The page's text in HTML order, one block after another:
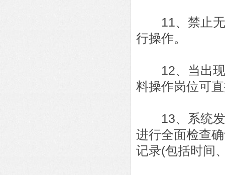
11、禁止无
行操作。
12、当出现
料操作岗位可
13、系统发
进行全面检查
记录(包括时间